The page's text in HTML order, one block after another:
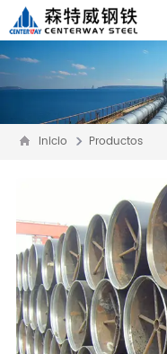
Inicio Productos